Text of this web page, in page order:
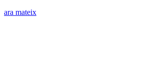
ara mateix